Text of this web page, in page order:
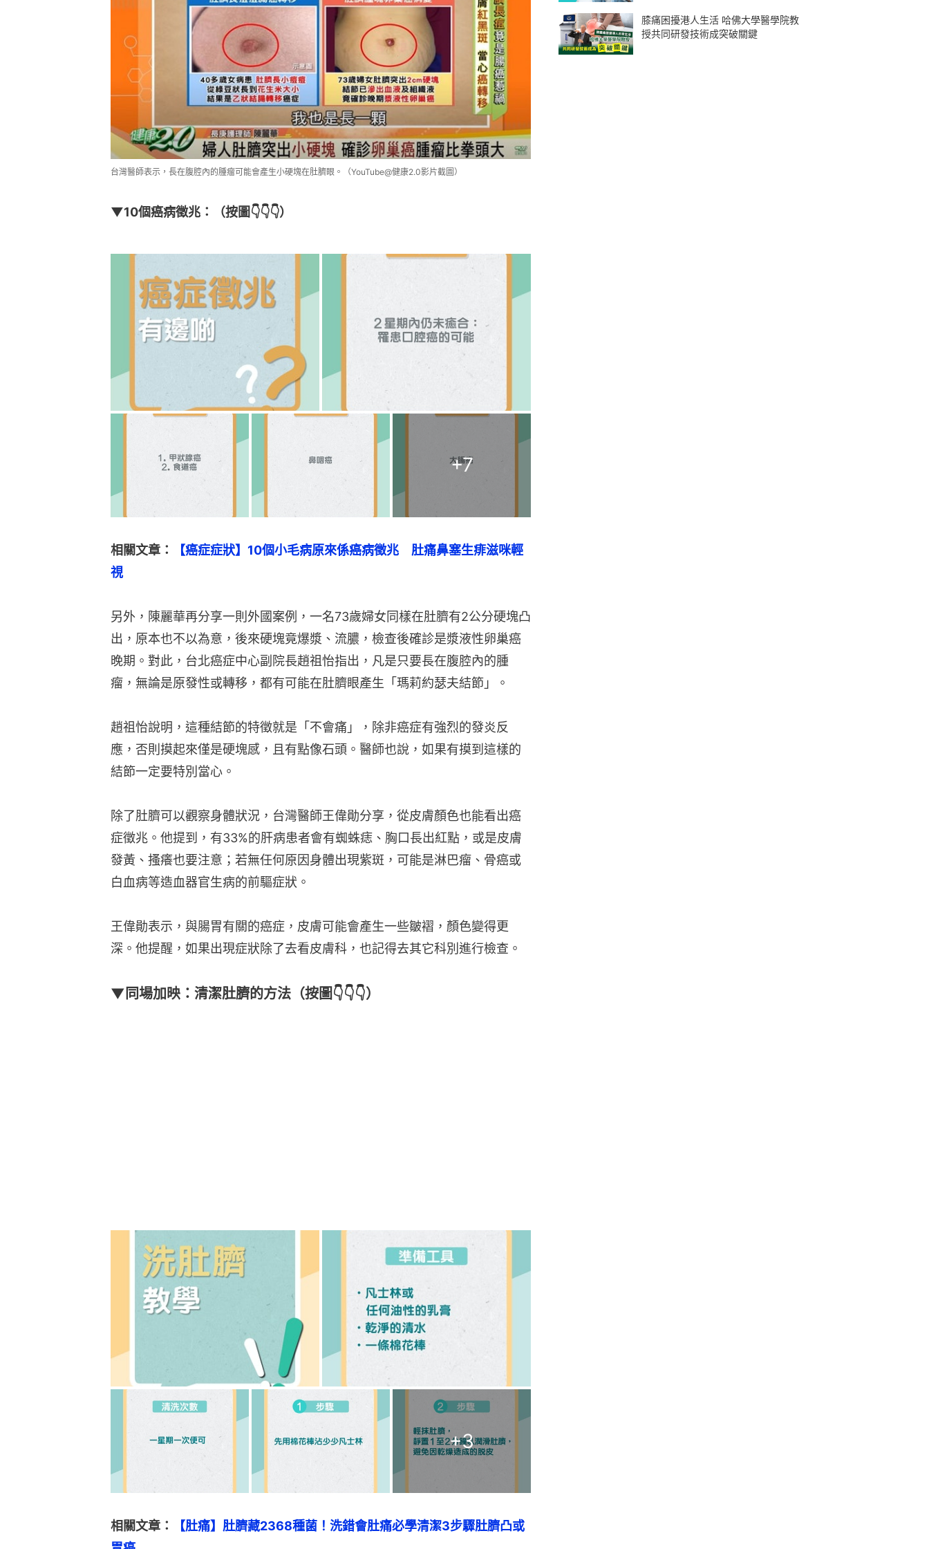
台灣醫師表示，長在腹腔內的腫瘤可能會產生小硬塊在肚臍眼。（YouTube@健康2.0影片截圖）
▼10個癌病徵兆：（按圖👇👇👇）
+7
相關文章：
【癌症症狀】10個小毛病原來係癌病徵兆　肚痛鼻塞生痱滋咪輕
視
另外，陳麗華再分享一則外國案例，一名73歲婦女同樣在肚臍有2公分硬塊凸
出，原本也不以為意，後來硬塊竟爆漿、流膿，檢查後確診是漿液性卵巢癌
晚期。對此，台北癌症中心副院長趙祖怡指出，凡是只要長在腹腔內的腫
瘤，無論是原發性或轉移，都有可能在肚臍眼產生「瑪莉約瑟夫結節」。
趙祖怡說明，這種結節的特徵就是「不會痛」，除非癌症有強烈的發炎反
應，否則摸起來僅是硬塊感，且有點像石頭。醫師也說，如果有摸到這樣的
結節一定要特別當心。
除了肚臍可以觀察身體狀況，台灣醫師王偉勛分享，從皮膚顏色也能看出癌
症徵兆。他提到，有33%的肝病患者會有蜘蛛痣、胸口長出紅點，或是皮膚
發黃、搔癢也要注意；若無任何原因身體出現紫斑，可能是淋巴瘤、骨癌或
白血病等造血器官生病的前驅症狀。
王偉勛表示，與腸胃有關的癌症，皮膚可能會產生一些皺褶，顏色變得更
深。他提醒，如果出現症狀除了去看皮膚科，也記得去其它科別進行檢查。
▼同場加映：清潔肚臍的方法（按圖👇👇👇）
+3
相關文章：
【肚痛】肚臍藏2368種菌！洗錯會肚痛必學清潔3步驟肚臍凸或
膝痛困擾港人生活 哈佛大學醫學院教
授共同研發技術成突破關鍵